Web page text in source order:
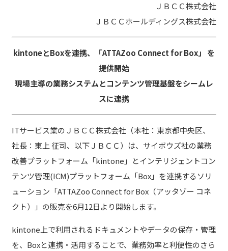
ＪＢＣＣ株式会社
ＪＢＣＣホールディングス株式会社
kintoneとBoxを連携、「ATTAZoo Connect for Box」 を
提供開始
現場主導の業務システムとコンテンツ管理基盤をシームレ
スに連携
ITサービス業のＪＢＣＣ株式会社（本社：東京都中央区、
社長：東上 征司、以下ＪＢＣＣ）は、サイボウズ社の業務
改善プラットフォーム「kintone」とインテリジェントコン
テンツ管理(ICM)プラットフォーム「Box」を連携するソリ
ューション「ATTAZoo Connect for Box（アッタゾー コネ
クト）」の販売を6月12日より開始します。
kintone上で利用されるドキュメントやデータの保存・管理
を、Boxと連携・活用することで、業務効率と利便性のさら